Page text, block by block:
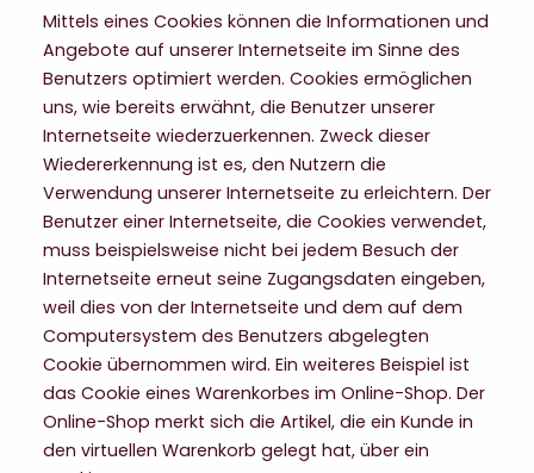
Mittels eines Cookies können die Informationen und
Angebote auf unserer Internetseite im Sinne des
Benutzers optimiert werden. Cookies ermöglichen
uns, wie bereits erwähnt, die Benutzer unserer
Internetseite wiederzuerkennen. Zweck dieser
Wiedererkennung ist es, den Nutzern die
Verwendung unserer Internetseite zu erleichtern. Der
Benutzer einer Internetseite, die Cookies verwendet,
muss beispielsweise nicht bei jedem Besuch der
Internetseite erneut seine Zugangsdaten eingeben,
weil dies von der Internetseite und dem auf dem
Computersystem des Benutzers abgelegten
Cookie übernommen wird. Ein weiteres Beispiel ist
das Cookie eines Warenkorbes im Online-Shop. Der
Online-Shop merkt sich die Artikel, die ein Kunde in
den virtuellen Warenkorb gelegt hat, über ein